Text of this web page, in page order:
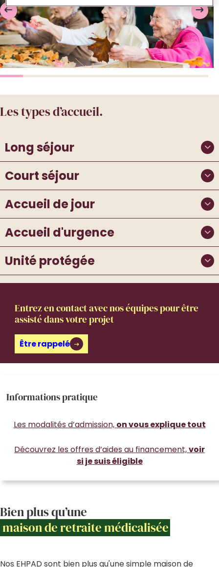
Les types d’accueil.
Long séjour
Court séjour
Accueil de jour
Accueil d'urgence
Unité protégée
Entrez en contact avec nos équipes pour être
assisté dans votre projet
Être rappelé
Informations pratique
Les modalités d’admission, on vous explique tout
Découvrez les offres d’aides au financement,voir
si je suis éligible
Bien plus qu’une
maison de retraite médicalisée
Nos EHPAD sont bien plus qu'une simple maison de